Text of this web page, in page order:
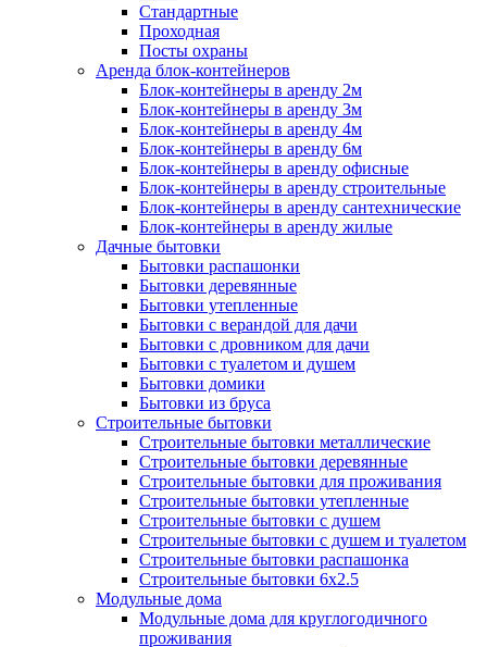
Стандартные
Проходная
Посты охраны
Аренда блок-контейнеров
Блок-контейнеры в аренду 2м
Блок-контейнеры в аренду 3м
Блок-контейнеры в аренду 4м
Блок-контейнеры в аренду 6м
Блок-контейнеры в аренду офисные
Блок-контейнеры в аренду строительные
Блок-контейнеры в аренду сантехнические
Блок-контейнеры в аренду жилые
Дачные бытовки
Бытовки распашонки
Бытовки деревянные
Бытовки утепленные
Бытовки с верандой для дачи
Бытовки с дровником для дачи
Бытовки с туалетом и душем
Бытовки домики
Бытовки из бруса
Строительные бытовки
Строительные бытовки металлические
Строительные бытовки деревянные
Строительные бытовки для проживания
Строительные бытовки утепленные
Строительные бытовки с душем
Строительные бытовки с душем и туалетом
Строительные бытовки распашонка
Строительные бытовки 6x2.5
Модульные дома
Модульные дома для круглогодичного
проживания